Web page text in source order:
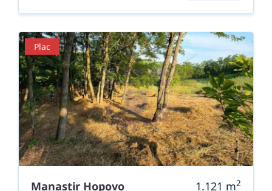
Plac
Manastir Hopovo 1.121 m2